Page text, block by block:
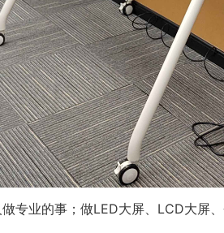
专业的事；做LED大屏、LCD大屏